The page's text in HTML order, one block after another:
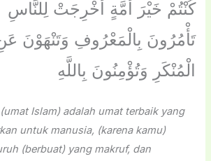
كُنْتُمْ خَيْرَ أُمَّةٍ أُخْرِجَتْ لِلنَّاسِ
تَأْمُرُونَ بِالْمَعْرُوفِ وَتَنْهَوْنَ
الْمُنْكَرِ وَتُؤْمِنُونَ بِاللَّهِ
Islam) adalah umat terbaik yang
untuk manusia, (karena kamu)
(berbuat) yang makruf, dan